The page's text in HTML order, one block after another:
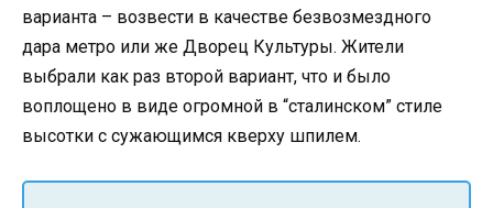
варианта – возвести в качестве безвозмездного
дара метро или же Дворец Культуры. Жители
выбрали как раз второй вариант, что и было
воплощено в виде огромной в “сталинском” стиле
высотки с сужающимся кверху шпилем.